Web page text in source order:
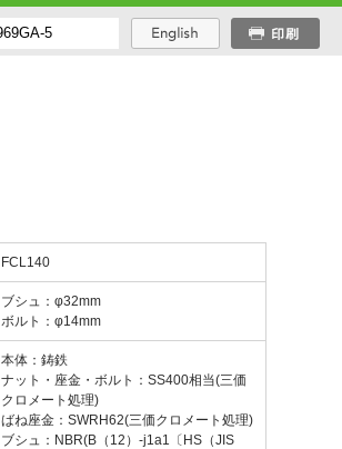
FCL140
ブシュ：φ32mm
ボルト：φ14mm
本体：鋳鉄
ナット・座金・ボルト：SS400相当(三価
クロメート処理)
ばね座金：SWRH62(三価クロメート処理)
ブシュ：NBR(B（12）-j1a1〔HS（JIS